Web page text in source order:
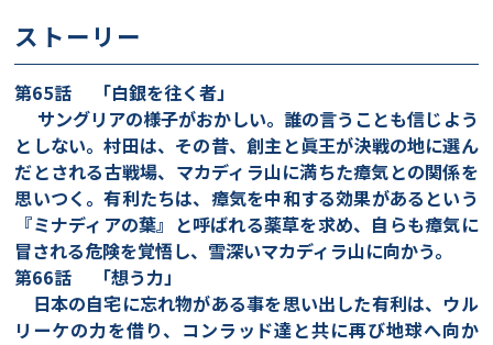
ストーリー
第65話 「白銀を往く者」
サングリアの様子がおかしい。誰の言うことも信じよう
としない。村田は、その昔、創主と眞王が決戦の地に選ん
だとされる古戦場、マカディラ山に満ちた瘴気との関係を
思いつく。有利たちは、瘴気を中和する効果があるという
『ミナディアの葉』と呼ばれる薬草を求め、自らも瘴気に
冒される危険を覚悟し、雪深いマカディラ山に向かう。
第66話 「想う力」
日本の自宅に忘れ物がある事を思い出した有利は、ウル
リーケの力を借り、コンラッド達と共に再び地球へ向か